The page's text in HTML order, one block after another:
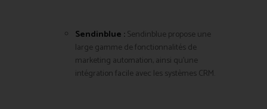
Sendinblue :Sendinblue propose une
large gamme de fonctionnalités de
marketing automation, ainsi qu’une
intégration facile avec les systèmes CRM.